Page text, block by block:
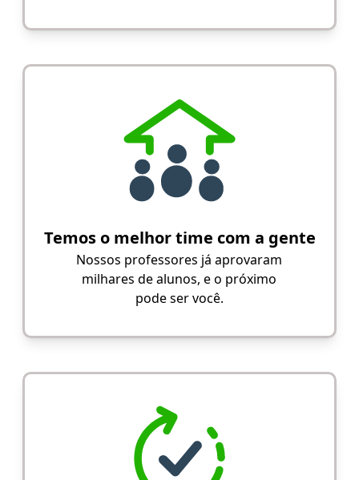
Temos o melhor time com a gente
Nossos professores já aprovaram
milhares de alunos, e o próximo
pode ser você.